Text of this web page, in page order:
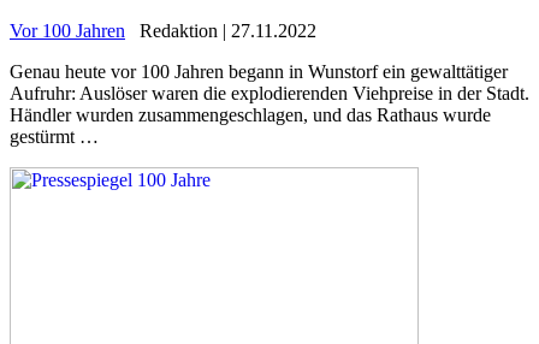
Vor 100 Jahren
Redaktion | 27.11.2022
Genau heute vor 100 Jahren begann in Wunstorf ein gewalttätiger
Aufruhr: Auslöser waren die explodierenden Viehpreise in der Stadt.
Händler wurden zusammengeschlagen, und das Rathaus wurde
gestürmt …